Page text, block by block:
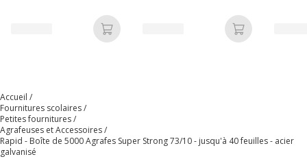
Dimensions et poids
Dimensions et poids
Hauteur 57 mm
Ajouter au panier Ajouter au
Accueil
Fournitures scolaires
Petites fournitures
Agrafeuses et Accessoires
Rapid - Boîte de 5000 Agrafes Super Strong 73/10 - jusqu'à 40 feuilles - acier
galvanisé